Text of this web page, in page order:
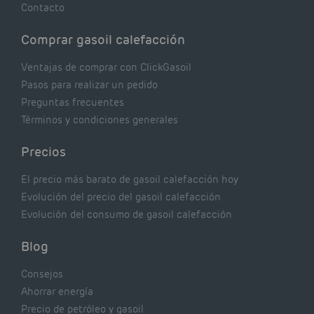
Contacto
Comprar gasoil calefacción
Ventajas de comprar con ClickGasoil
Pasos para realizar un pedido
Preguntas frecuentes
Términos y condiciones generales
Precios
El precio más barato de gasoil calefacción hoy
Evolución del precio del gasoil calefacción
Evolución del consumo de gasoil calefacción
Blog
Consejos
Ahorrar energía
Precio de petróleo y gasoil